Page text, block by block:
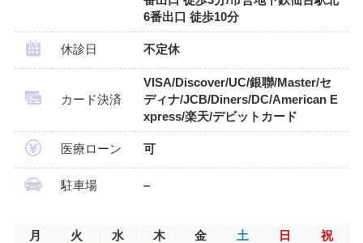
6番出口 徒歩10分
休診日 不定休
カード決済
VISA/Discover/UC/銀聯/Master/セ
ディナ/JCB/Diners/DC/American E
xpress/楽天/デビットカード
医療ローン 可
駐車場 –
月 火 水 木 金 土 日 祝